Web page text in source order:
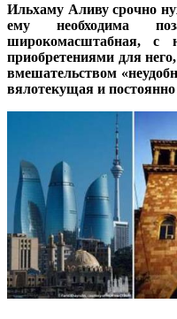
Ильхаму Аливу срочно
ему необходима
широкомасштабная, с
приобретениями для
вмешательством
вялотекущая и